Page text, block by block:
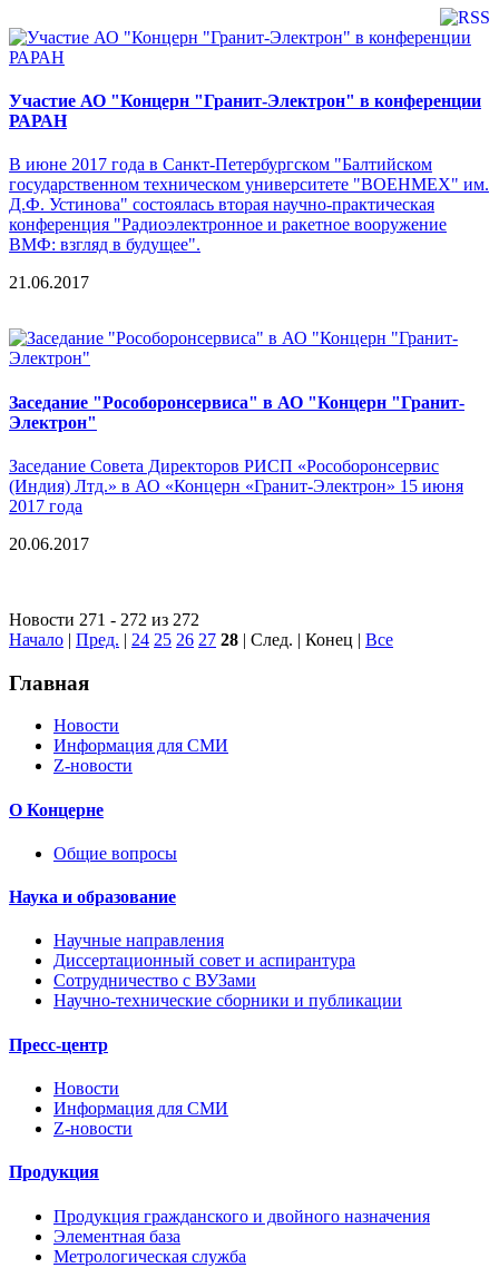
Участие АО "Концерн "Гранит-Электрон" в конференции
РАРАН
В июне 2017 года в Санкт-Петербургском "Балтийском
государственном техническом университете "ВОЕНМЕХ" им.
Д.Ф. Устинова" состоялась вторая научно-практическая
конференция "Радиоэлектронное и ракетное вооружение
ВМФ: взгляд в будущее".
21.06.2017
Заседание "Рособоронсервиса" в АО "Концерн "Гранит-
Электрон"
Заседание Совета Директоров РИСП «Рособоронсервис
(Индия) Лтд.» в АО «Концерн «Гранит-Электрон» 15 июня
2017 года
20.06.2017
Новости 271 - 272 из 272
Начало | Пред. | 24 25 26 27 28 | След. | Конец | Все
Главная
Новости
Информация для СМИ
Z-новости
О Концерне
Общие вопросы
Наука и образование
Научные направления
Диссертационный совет и аспирантура
Сотрудничество с ВУЗами
Научно-технические сборники и публикации
Пресс-центр
Новости
Информация для СМИ
Z-новости
Продукция
Продукция гражданского и двойного назначения
Элементная база
Метрологическая служба